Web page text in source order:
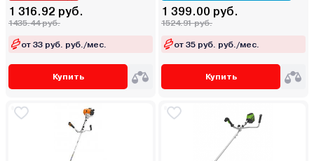
1 316.92 руб.
1435.44 руб.
от 33 руб. руб./мес.
Купить
1 399.00 руб.
1524.91 руб.
от 35 руб. руб./мес.
Купить